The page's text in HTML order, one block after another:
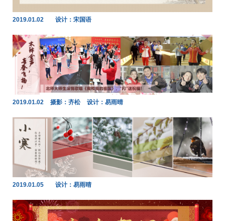
2019.01.02 设计：宋国语
2019.01.02 摄影：齐松 设计：易雨晴
2019.01.05 设计：易雨晴